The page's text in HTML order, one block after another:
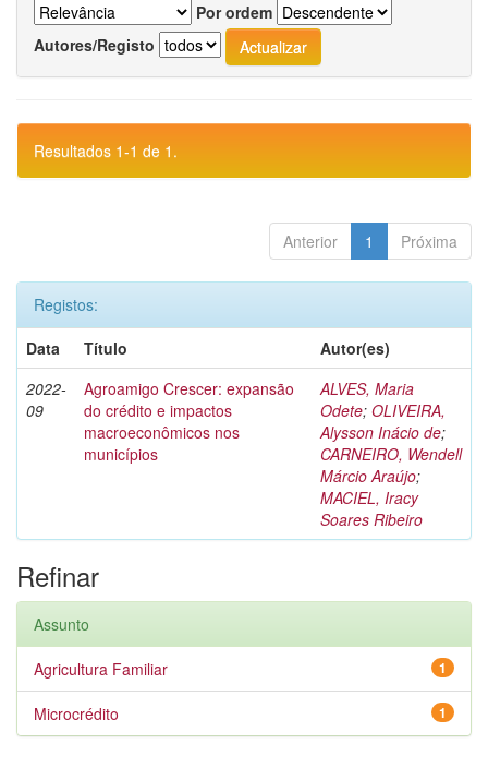
Por ordem
Autores/Registo
Resultados 1-1 de 1.
Anterior 1 Próxima
Registos:
Data
Título
Autor(es)
2022-
09
Agroamigo Crescer: expansão
do crédito e impactos
macroeconômicos nos
municípios
ALVES, Maria
Odete; OLIVEIRA,
Alysson Inácio de;
CARNEIRO, Wendell
Márcio Araújo;
MACIEL, Iracy
Soares Ribeiro
Refinar
Assunto
1
Agricultura Familiar
1
Microcrédito